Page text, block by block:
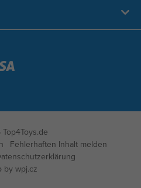
Fehlerhaften Inhalt melden
bywpj.cz